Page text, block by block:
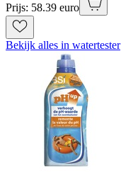
Prijs: 58.39 euro
Bekijk alles in watertester